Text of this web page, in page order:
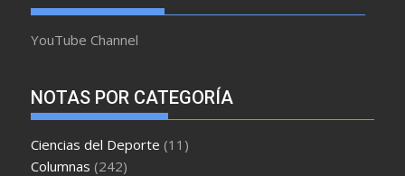
YouTube Channel
NOTAS POR CATEGORÍA
Ciencias del Deporte (11)
Columnas (242)